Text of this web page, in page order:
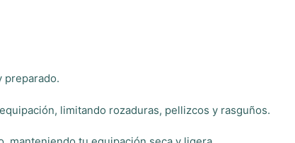
preparado.
limitando rozaduras, pellizcos y rasguños.